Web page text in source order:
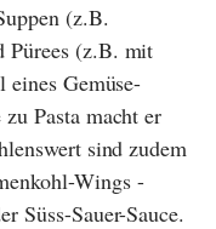
(z.B.
Pürees (z.B. mit
Gemüse-
Pasta macht er
sind zudem
Wings -
Süss-Sauer-Sauce.